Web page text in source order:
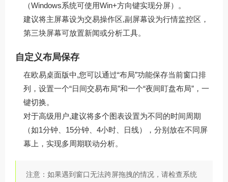
（Windows系统可使用Win+方向键实现分屏）。
建议将主屏幕设为交易操作区,副屏幕设为行情监控区，
第三块屏幕可放置新闻或分析工具。
自定义布局保存
在欧易桌面版中,您可以通过“布局”功能保存当前窗口排
列，设置一个“日间交易布局”和一个“夜间盯盘布局”，一
键切换。
对于高级用户,建议将多个图表设置为不同的时间周期
（如1分钟、15分钟、4小时、日线），分别放在不同屏
幕上，实现多周期联动分析。
注意：如果遇到窗口无法跨屏拖拽的情况，请检查系统